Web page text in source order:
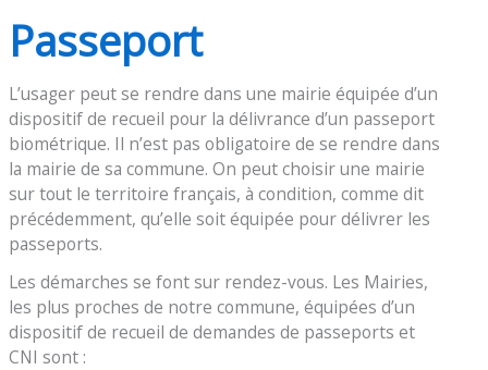
Passeport
L’usager peut se rendre dans une mairie équipée d’un
dispositif de recueil pour la délivrance d’un passeport
biométrique. Il n’est pas obligatoire de se rendre dans
la mairie de sa commune. On peut choisir une mairie
sur tout le territoire français, à condition, comme dit
précédemment, qu’elle soit équipée pour délivrer les
passeports.
Les démarches se font sur rendez-vous. Les Mairies,
les plus proches de notre commune, équipées d’un
dispositif de recueil de demandes de passeports et
CNI sont :